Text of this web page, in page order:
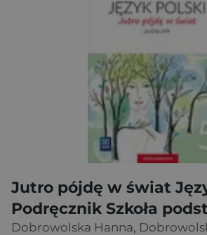
Jutro pójdę w świat
Podręcznik Szkoła
Dobrowolska Hanna,